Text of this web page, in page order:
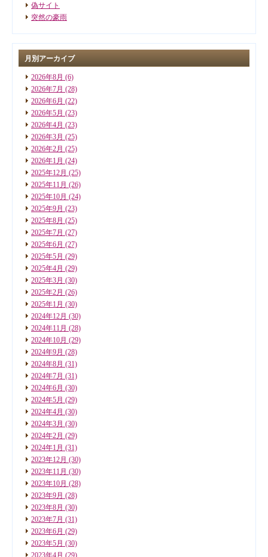
偽サイト
突然の豪雨
月別アーカイブ
2026年8月 (6)
2026年7月 (28)
2026年6月 (22)
2026年5月 (23)
2026年4月 (23)
2026年3月 (25)
2026年2月 (25)
2026年1月 (24)
2025年12月 (25)
2025年11月 (26)
2025年10月 (24)
2025年9月 (23)
2025年8月 (25)
2025年7月 (27)
2025年6月 (27)
2025年5月 (29)
2025年4月 (29)
2025年3月 (30)
2025年2月 (26)
2025年1月 (30)
2024年12月 (30)
2024年11月 (28)
2024年10月 (29)
2024年9月 (28)
2024年8月 (31)
2024年7月 (31)
2024年6月 (30)
2024年5月 (29)
2024年4月 (30)
2024年3月 (30)
2024年2月 (29)
2024年1月 (31)
2023年12月 (30)
2023年11月 (30)
2023年10月 (28)
2023年9月 (28)
2023年8月 (30)
2023年7月 (31)
2023年6月 (29)
2023年5月 (30)
2023年4月 (29)